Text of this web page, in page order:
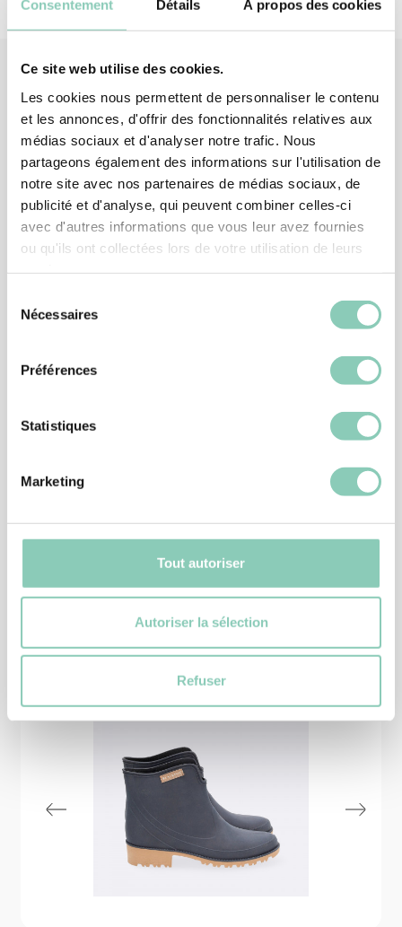
Consentement Détails À propos des cookies
Ce site web utilise des cookies.
Les cookies nous permettent de personnaliser le contenu
et les annonces, d'offrir des fonctionnalités relatives aux
médias sociaux et d'analyser notre trafic. Nous
partageons également des informations sur l'utilisation de
notre site avec nos partenaires de médias sociaux, de
publicité et d'analyse, qui peuvent combiner celles-ci
avec d'autres informations que vous leur avez fournies
ou qu'ils ont collectées lors de votre utilisation de leurs
Nécessaires
Préférences
Statistiques
Marketing
Tout autoriser
Autoriser la sélection
Refuser
Produits associés
DEMI BOTTE
30,90 €
Produits similaires